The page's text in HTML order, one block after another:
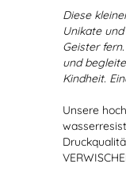
Diese
Unikate
Geister
und
Kindheit.
Unsere